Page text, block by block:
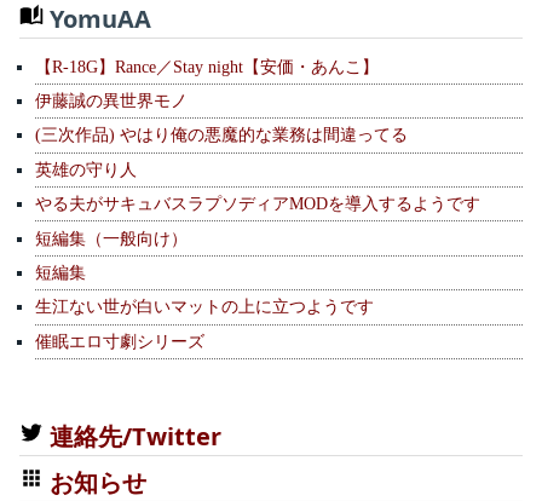
YomuAA
【R-18G】Rance／Stay night【安価・あんこ】
伊藤誠の異世界モノ
(三次作品) やはり俺の悪魔的な業務は間違ってる
英雄の守り人
やる夫がサキュバスラプソディアMODを導入するようです
短編集（一般向け）
短編集
生江ない世が白いマットの上に立つようです
催眠エロ寸劇シリーズ
連絡先/Twitter
お知らせ